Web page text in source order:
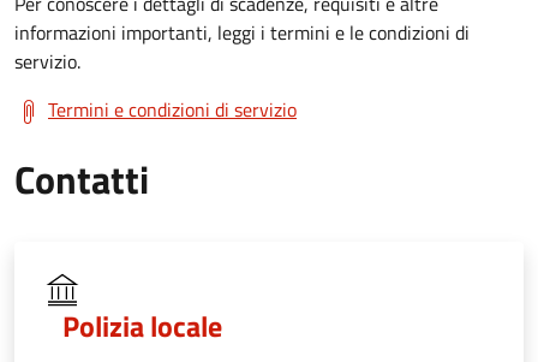
informazioni importanti, leggi i termini e le condizioni di
servizio.
Termini e condizioni di servizio
Contatti
Polizia locale